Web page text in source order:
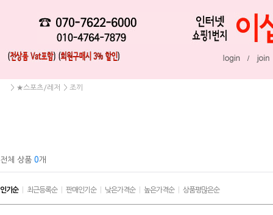
> ★스포츠/레저 > 조끼
전체 상품 0개
인기순| 최근등록순| 판매인기순| 낮은가격순| 높은가격순| 상품평많은순